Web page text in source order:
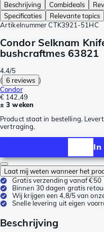
Beschrijving
Combideals
Specificaties
Relevante topics
Artikelnummer CTK3921-51HC
Condor Selknam
bushcraftmes 63821
4.4/5
( 6 reviews )
Condor
€ 142,49
± 3 weken
Product staat in bestelling.
vertraging.
In
Laat mij weten wanneer het
Gratis verzending vanaf €50
Binnen 30 dagen gratis
Wij krijgen een 4,8/5 van
Snelle levering uit eigen
Beschrijving